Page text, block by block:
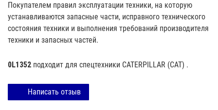
Покупателем правил эксплуатации техники, на которую
устанавливаются запасные части, исправного технического
состояния техники и выполнения требований производителя
техники и запасных частей.
0L1352 подходит для спецтехники CATERPILLAR (CAT) .
Написать отзыв